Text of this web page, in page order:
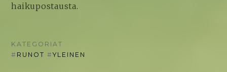
haikupostausta.
KATEGORIAT
# RUNOT #YLEINEN